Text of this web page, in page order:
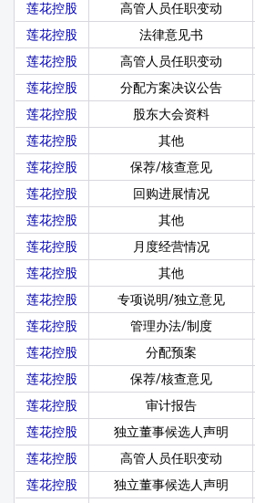
莲花控股
高管人员任职变动
莲花控股
法律意见书
莲花控股
高管人员任职变动
莲花控股
分配方案决议公告
莲花控股
股东大会资料
莲花控股
其他
莲花控股
保荐/核查意见
莲花控股
回购进展情况
莲花控股
其他
莲花控股
月度经营情况
莲花控股
其他
莲花控股
专项说明/独立意见
莲花控股
管理办法/制度
莲花控股
分配预案
莲花控股
保荐/核查意见
莲花控股
审计报告
莲花控股
独立董事候选人声明
莲花控股
高管人员任职变动
莲花控股
独立董事候选人声明